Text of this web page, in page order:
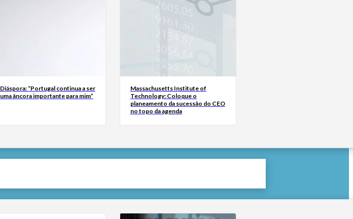
Diáspora: “Portugal continua a ser
uma âncora importante para mim”
Massachusetts Institute of
Technology: Coloque o
planeamento da sucessão do CEO
no topo da agenda